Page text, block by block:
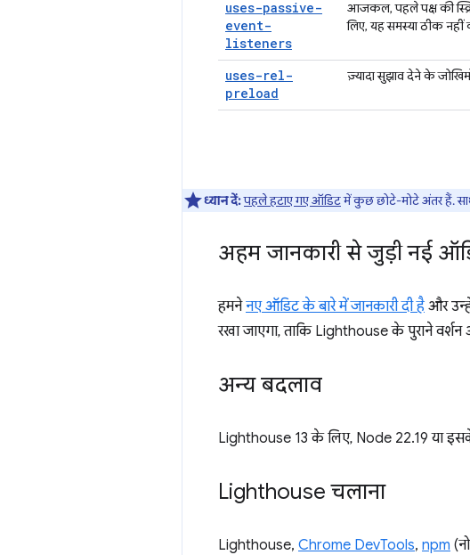
uses-passive-
event-
listeners
आजकल, पहले पक्ष की
लिए, यह समस्या ठीक
uses-rel-
preload
ज़्यादा सुझाव देने के
ध्यान दें:पहले हटाए गए ऑडिटमें कुछ छोटे-मोटे अंतर हैं.
अहम जानकारी से जुड़ी नई
हमनेनए ऑडिट के बारे में जानकारी दी है और
रखा जाएगा, ताकि Lighthouse के पुराने
अन्य बदलाव
Lighthouse 13 के लिए, Node 22.19 या
Lighthouse चलाना
Lighthouse, Chrome DevTools, npm